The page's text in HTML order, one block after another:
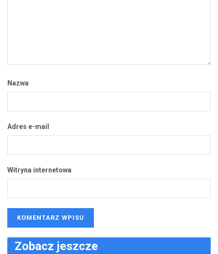
Nazwa
Adres e-mail
Witryna internetowa
Zobacz jeszcze